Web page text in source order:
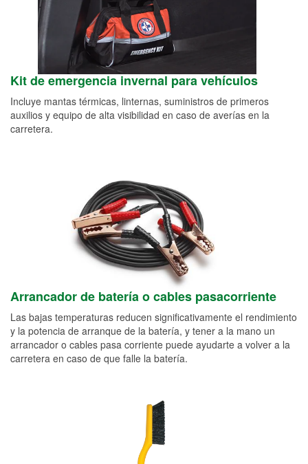
Kit de emergencia invernal para vehículos
Incluye mantas térmicas, linternas, suministros de primeros
auxilios y equipo de alta visibilidad en caso de averías en la
carretera.
Arrancador de batería o cables pasacorriente
Las bajas temperaturas reducen significativamente el rendimiento
y la potencia de arranque de la batería, y tener a la mano un
arrancador o cables pasa corriente puede ayudarte a volver a la
carretera en caso de que falle la batería.